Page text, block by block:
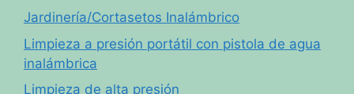
Jardinería/Cortasetos Inalámbrico
Limpieza a presión portátil con pistola de agua
inalámbrica
Limpieza de alta presión